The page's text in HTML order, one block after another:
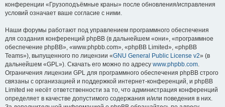
конференции «Грузоподъёмные краны» после обновления/исправления
условий означает ваше согласие с ними.
Наши форумы работают под управлением программного обеспечения
для создания конференций phpBB (в дальнейшем «они», «программное
обеспечение phpBB», «www.phpbb.com», «phpBB Limited», «phpBB
Teams»), выпущенного по лицензии «GNU General Public License v2» (в
дальнейшем «GPL»). Скачать его можно по адресу www.phpbb.com.
Ограничения лицензии GPL для программного обеспечения phpBB строго
связаны с организацией и поддержкой интернет-конференций, и phpBB
Limited не несёт ответственности за то, что администрация конференций
определяет в качестве допустимого содержания и/или поведения в них.